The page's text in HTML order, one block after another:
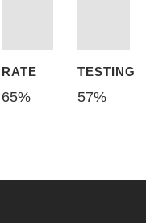
RATE
65%
TESTING
57%